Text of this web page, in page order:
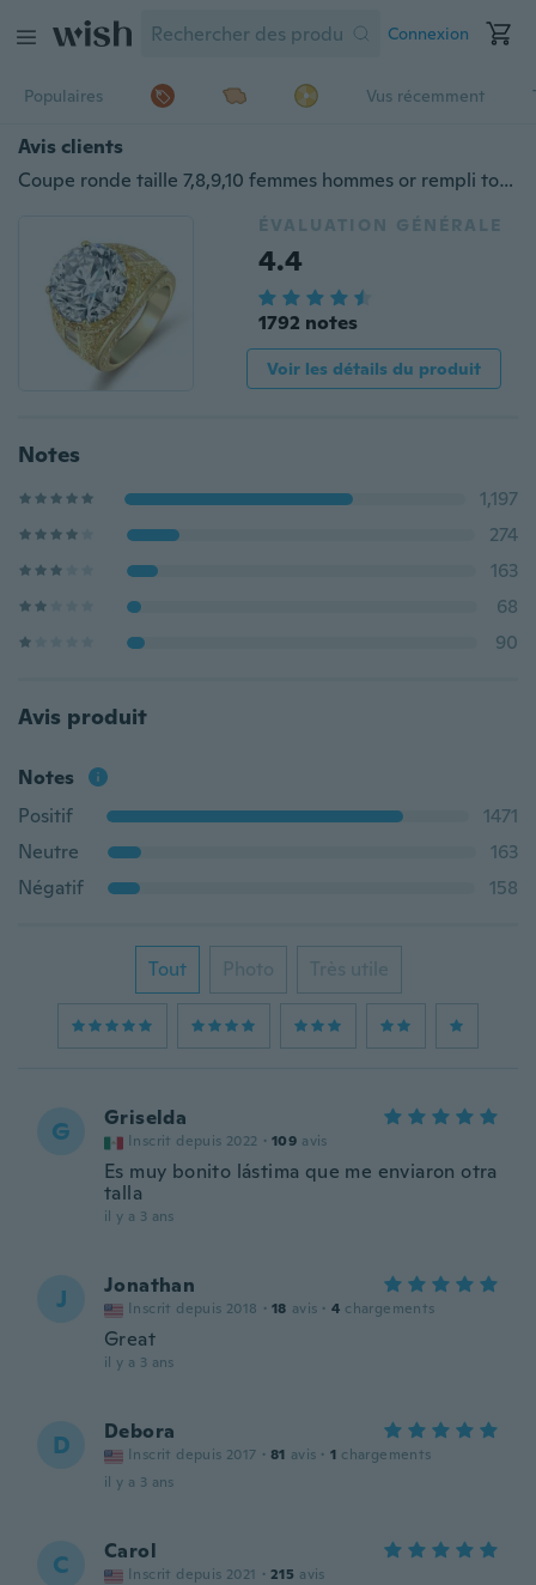
Connexion
Populaires Vus récemment
Avis clients
Coupe ronde taille 7,8,9,10 femmes hommes or rempli topaze mariage bagues de fiançailles
ÉVALUATION GÉNÉRALE
4.4
1792 notes
Voir les détails du produit
Notes
1,197
274
163
68
90
Avis produit
Notes
Positif
1471
Neutre
163
Négatif
158
Tout Photo Très utile
G Griselda
Inscrit depuis 2022 · 109 avis
Es muy bonito lástima que me enviaron otra
talla
il y a 3 ans
J Jonathan
Inscrit depuis 2018 · 18 avis · 4 chargements
Great
il y a 3 ans
D Debora
Inscrit depuis 2017 · 81 avis · 1 chargements
il y a 3 ans
C Carol
Inscrit depuis 2021 · 215 avis